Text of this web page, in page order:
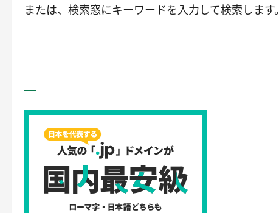
または、検索窓にキーワードを入力して検索します。